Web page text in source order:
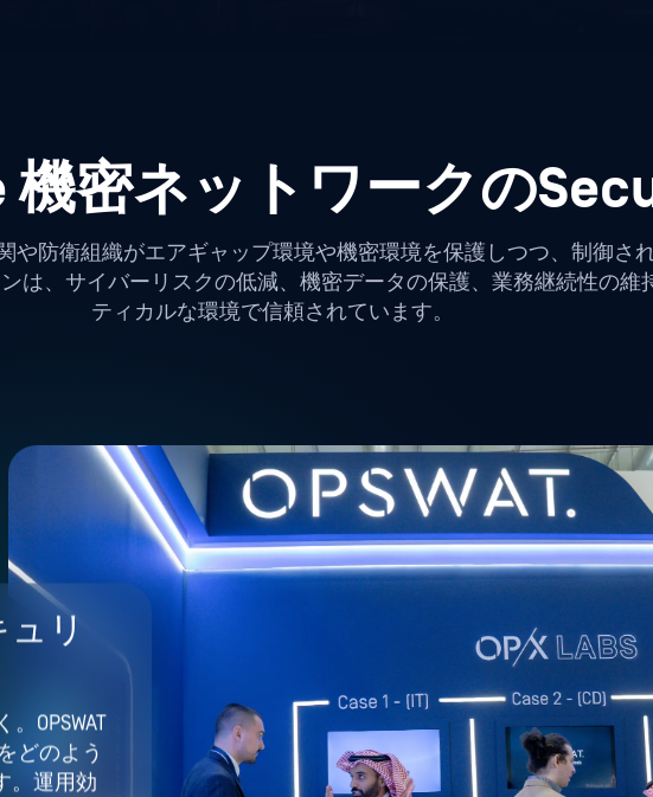
機密ネットワークの
関や防衛組織がエアギャップ環境や機密環境を保護しつつ、制御
ンは、サイバーリスクの低減、機密データの保護、業務継続性の
ティカルな環境で信頼されています。
リ
OPSWAT
どのよう
。運用効